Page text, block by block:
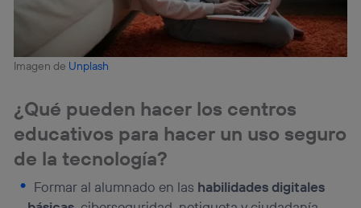
Imagen de Unplash
¿Qué pueden hacer los centros
educativos para hacer un uso seguro
de la tecnología?
Formar al alumnado en las habilidades digitales